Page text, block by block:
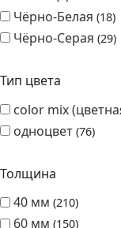
Жёлто-Красная 27
Коричнево-Белая
Синий 2
Чёрно-Серая 29
одноцвет